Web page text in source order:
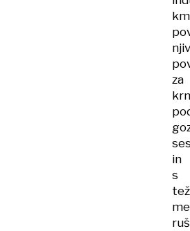
za
in
s